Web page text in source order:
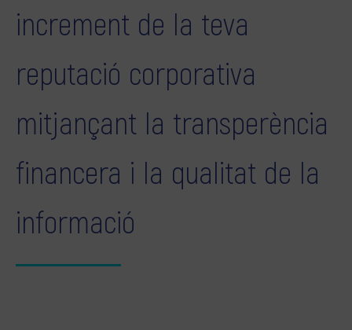
increment de la teva
reputació corporativa
mitjançant la transperència
financera i la qualitat de la
informació